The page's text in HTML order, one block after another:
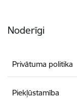
Noderīgi
Privātuma politika
Piekļūstamība